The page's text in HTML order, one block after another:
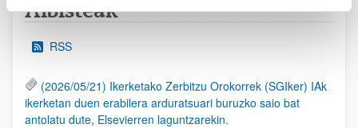
Albisteak
RSS
(2026/05/21) Ikerketako Zerbitzu Orokorrek (SGIker) IAk
ikerketan duen erabilera arduratsuari buruzko saio bat
antolatu dute, Elsevierren laguntzarekin.